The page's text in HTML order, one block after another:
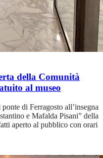
della Comunità
al museo
di Ferragosto all’insegna
e Mafalda Pisani” della
aperto al pubblico con orari